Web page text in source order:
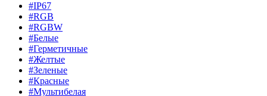
#IP67
#RGB
#RGBW
#Белые
#Герметичные
#Желтые
#Зеленые
#Красные
#Мультибелая